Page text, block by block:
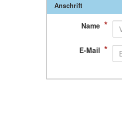
Anschrift
Name *
E-Mail *